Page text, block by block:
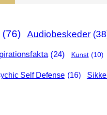
(76) Audiobeskeder
(24) Kunst (10)
Self Defense (16)